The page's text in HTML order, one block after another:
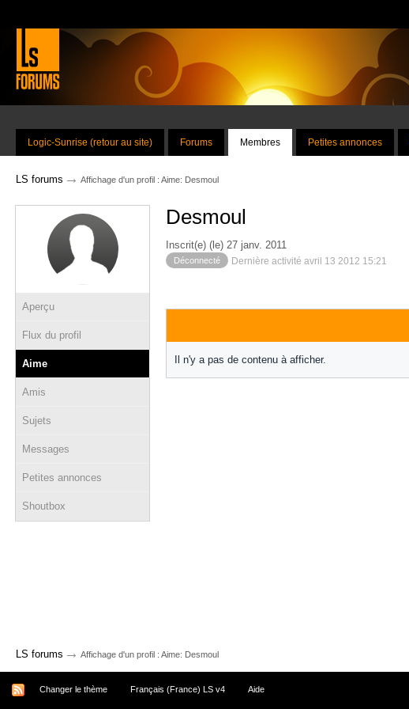
Logic-Sunrise (retour au site) Forums Membres Petites annonces
LS forums → Affichage d'un profil : Aime: Desmoul
Aperçu
Flux du profil
Aime
Amis
Sujets
Messages
Petites annonces
Shoutbox
Desmoul
Inscrit(e) (le) 27 janv. 2011
Déconnecté Dernière activité avril 13 2012 15:21
Il n'y a pas de contenu à afficher.
LS forums → Affichage d'un profil : Aime: Desmoul
Changer le thème Français (France) LS v4 Aide